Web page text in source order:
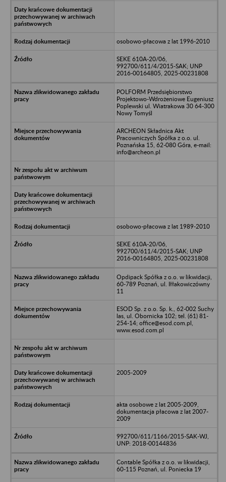
osobowo-płacowa z lat 1996-2010
SEKE 610A-20/06,
992700/611/4/2015-SAK; UNP
2016-00164805, 2025-00231808
POLFORM Przedsiębiorstwo
Projektowo-Wdrożeniowe Eugeniusz
Poplewski ul. Wiatrakowa 30 64-300
Nowy Tomyśl
ARCHEON Składnica Akt
Pracowniczych Spółka z o.o. ul.
Poznańska 15, 62-080 Góra, e-mail:
info@archeon.pl
osobowo-płacowa z lat 1989-2010
SEKE 610A-20/06,
992700/611/4/2015-SAK; UNP
2016-00164805, 2025-00231808
Opdipack Spółka z o.o. w likwidacji,
60-789 Poznań, ul. Iłłakowiczówny
11
ESOD Sp. z o.o. Sp. k., 62-002 Suchy
las, ul. Obornicka 102; tel. (61) 81-
254-14; office@esod.com.pl,
www.esod.com.pl
2005-2009
akta osobowe z lat 2005-2009,
dokumentacja płacowa z lat 2007-
2009
992700/611/1166/2015-SAK-WJ,
UNP: 2018-00144836
Contable Spółka z o.o. w likwidacji,
60-115 Poznań, ul. Poniecka 19